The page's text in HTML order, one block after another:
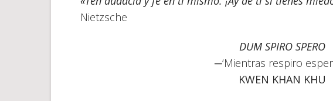
Nietzsche
DUM SPIRO SPERO
─‘Mientras respiro
KWEN KHAN KHU